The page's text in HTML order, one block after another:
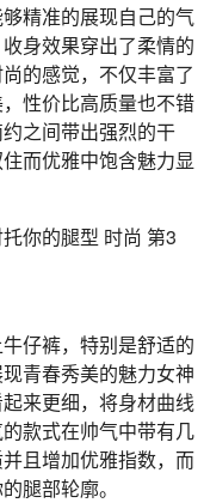
精准的展现自己的气
身效果穿出了柔情的
的感觉，不仅丰富了
性价比高质量也不错
之间带出强烈的干
而优雅中饱含魅力显
仔裤，特别是舒适的
青春秀美的魅力女神
来更细，将身材曲线
款式在帅气中带有几
且增加优雅指数，而
腿部轮廓。